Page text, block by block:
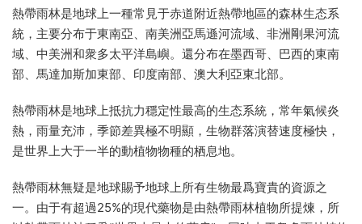
熱帶雨林是地球上一種常見于赤道附近熱帶地區的森林生态系
統，主要分布于東南亞、南美洲亞馬遜河流域、非洲剛果河流
域、中美洲和衆多太平洋島嶼。還分布在墨西哥、巴西的東南
部、馬達加斯加東部、印度南部、澳大利亞東北部。
熱帶雨林是地球上抵抗力穩定性最高的生态系統，常年氣候炎
熱，雨量充沛，季節差異極不明顯，生物群落演替速度極快，
是世界上大于一半的動植物物種的栖息地。
熱帶雨林無疑是地球賜予地球上所有生物最爲寶貴的資源之
一。由于有超過25%的現代藥物是由熱帶雨林植物所提煉，所